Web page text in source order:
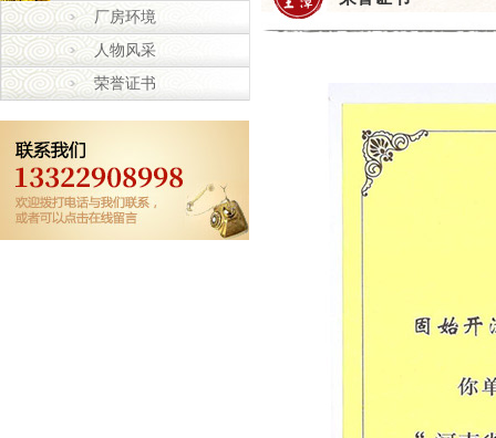
厂房环境
人物风采
荣誉证书